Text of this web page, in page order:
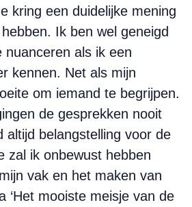
kring een duidelijke mening
Ik ben wel geneigd
nuanceren als ik een
kennen. Net als mijn
om iemand te begrijpen.
de gesprekken nooit
altijd belangstelling voor de
zal ik onbewust hebben
vak en het maken van
‘Het mooiste meisje van de